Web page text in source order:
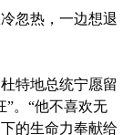
忽热，一边想退
特地总统宁愿留
”。“他不喜欢无
的生命力奉献给